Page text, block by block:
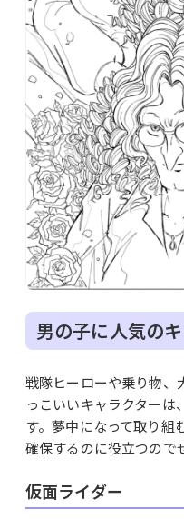
男の子に人気の
戦隊ヒーローや乗り物、
っこいいキャラクターは
す。夢中になって取り組
確保するのに役立つので
仮面ライダー